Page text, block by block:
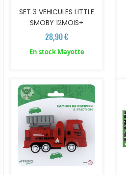
SET 3 VEHICULES LITTLE
SMOBY 12MOIS+
28,90 €
En stock Mayotte